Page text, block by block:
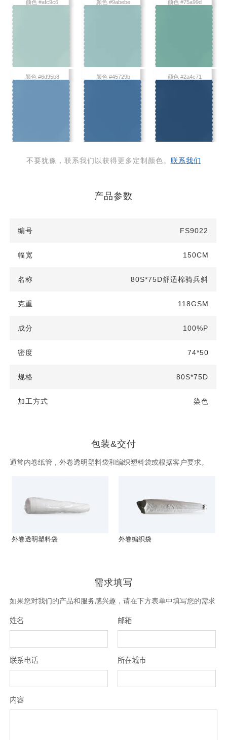
颜色 #afc9c6 颜色 #9abebe 颜色 #75a99d
颜色 #6d95b8 颜色 #45729b 颜色 #2a4c71
不要犹豫，联系我们以获得更多定制颜色。 联系我们
产品参数
FS9022
150CM
80S*75D舒适棉骑兵斜
118GSM
100%P
74*50
80S*75D
染色
包装&交付
通常内卷纸管，外卷透明塑料袋和编织塑料袋或根据客户要求。
外卷透明塑料袋 外卷编织袋
需求填写
如果您对我们的产品和服务感兴趣，请在下方表单中填写您的需求
姓名 邮箱
联系电话 所在城市
内容